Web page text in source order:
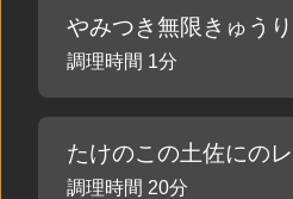
やみつき無限きゅう
調理時間 1分
たけのこの土佐にの
調理時間 20分